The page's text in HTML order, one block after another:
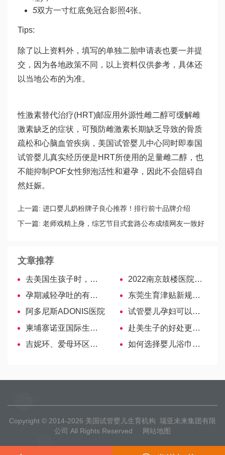
5双方一寸红底免冠合影照4张。
Tips:
除了以上资料外，填写的单独二胎申请表也要一并提
交，因为各地政策不同，以上资料仅供参考，具体还
以当地公布的为准。
性激素替代治疗(HRT)邮应用外源性雌二醇可缓解雌
激素缺乏的症状，可预防雌激素长期缺乏导致的骨质
疏松和心脑血管疾病，美国试管婴儿中心同时即泰国
试管婴儿真实经历便是HRT所使用的足量雌二醇，也
不能抑制POF女性卵泡活性和避孕，因此不会阻碍自
然妊娠。
上一篇: 进口婴儿奶粉牌子良心推荐！排行前十品牌介绍
下一篇: 老师戏精上身，综艺节目式套路公布成绩网友一致好
文章推荐
去美国生孩子时，让你的生活如此丰富多彩
2022南京鼓楼医院试管婴儿医生名单，助孕成功率高的大夫参考
孕期减轻孕吐的有效妙招，5种食物水果分别有效缓解
东莞生育津贴新规定最高可达173天，一分钟教你计算方法！
阿多尼斯ADONIS医院
试管婴儿孕妇可以吃一些什么零食？
柬埔寨诺亚国际生殖中心
赴美生子的好处更容易接受高等教育
吉妮环、爱母环区别一览，哪个避孕效果好对比下见分晓
如何选择婴儿浴巾大小？3大尺寸务必参考
Copyright © 2014-2026 美国试管婴儿生育机构 瑞亚未来集团有限
公司 All Rights Reserved
网站地图